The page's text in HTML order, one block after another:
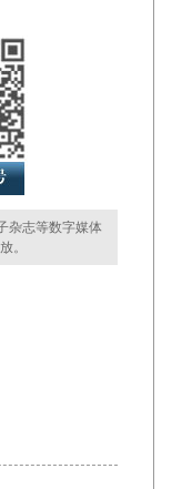
杂志等数字媒体
。